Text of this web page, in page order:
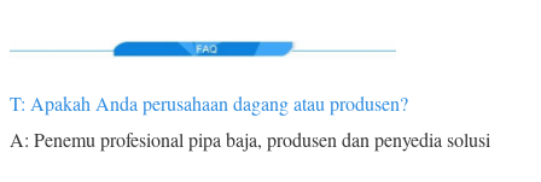
T: Apakah Anda perusahaan dagang atau produsen?
A: Penemu profesional pipa baja, produsen dan penyedia solusi